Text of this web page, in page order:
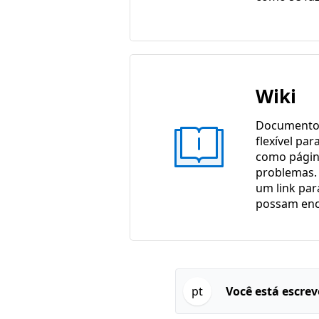
Wiki
flexível
como
um link
possam
pt Você está